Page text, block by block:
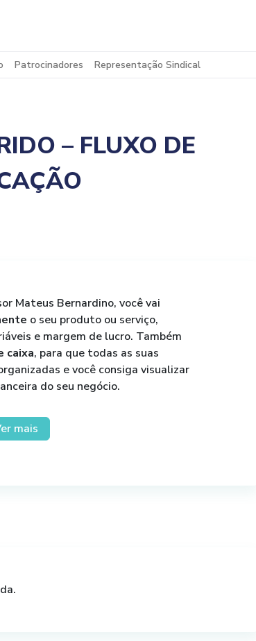
Patrocinadores Representação Sindical
– FLUXO DE
Mateus Bernardino, você vai
o seu produto ou serviço,
e margem de lucro. Também
caixa, para que todas as suas
e você consiga visualizar
do seu negócio.
complementares
a definir o preço do produto
mais